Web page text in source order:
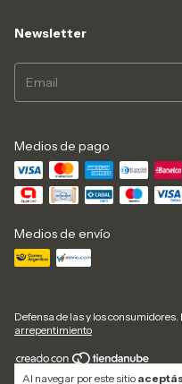
Al navegar por este sitio
Newsletter
Medios de pago
Medios de envío
Defensa de las y los
arrepentimiento
Copyright DF Stampa - 2026.